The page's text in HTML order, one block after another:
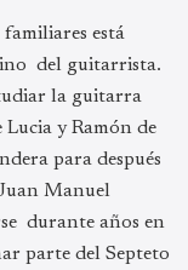
está
del guitarrista.
la guitarra
Lucia y Ramón de
para después
Manuel
durante años en
parte del Septeto